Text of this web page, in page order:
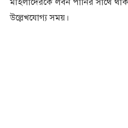
উল্লেখযোগ্য সময়।